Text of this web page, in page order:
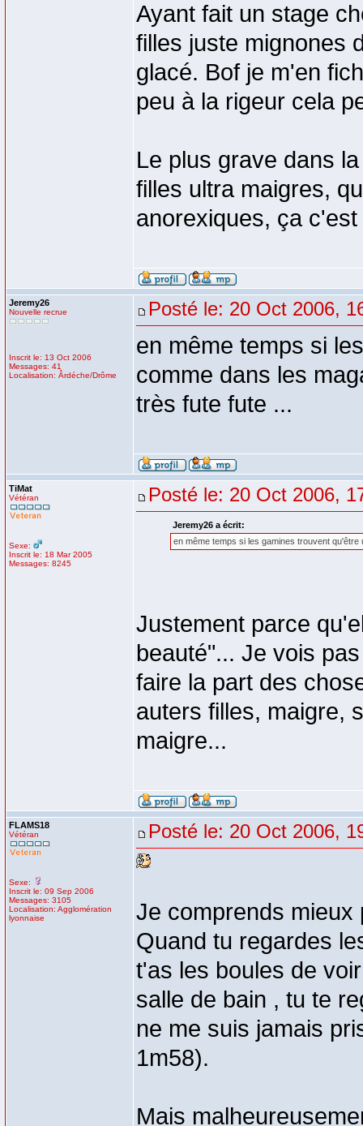
Ayant fait un stage
filles juste mignones
glacé. Bof je m'en
peu à la rigeur cela
Le plus grave dans
filles ultra maigres,
anorexiques, ça
Jeremy26
Nouvelle recrue
Inscrit le: 13 Oct 2006
Messages: 41
Localisation: Ârdéche/Drôme
Posté le: 20 Oct 2006,
en même temps si
comme dans les
très fute fute ...
TiMat
Vétéran
Sexe:
Inscrit le: 18 Mar 2005
Messages: 8245
Posté le: 20 Oct 2006,
Jeremy26 a écrit:
en même temps si les gamines trouvent
Justement parce
beauté"... Je vois
faire la part des
auters filles, maigre,
maigre...
FLAMS18
Vétéran
Sexe:
Inscrit le: 09 Sep 2006
Messages: 3105
Localisation: Agglomération
lyonnaise
Posté le: 20 Oct 2006,
Je comprends
Quand tu regardes
t'as les boules de
salle de bain , tu te
ne me suis jamais
1m58).
Mais